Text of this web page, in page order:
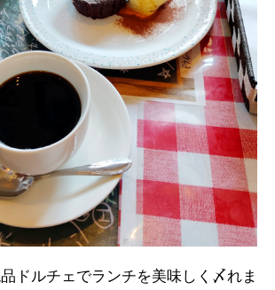
ドルチェでランチを美味しく〆れま